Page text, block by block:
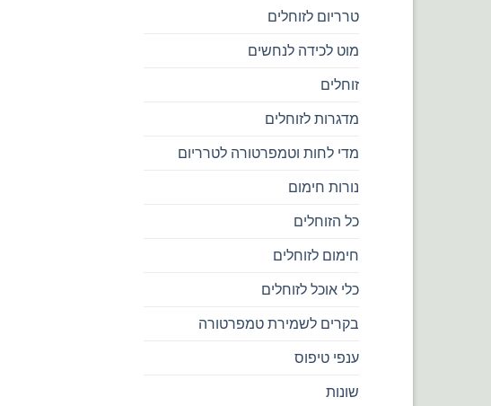
טרריום לזוחלים
מוט לכידה לנחשים
זוחלים
מדגרות לזוחלים
מדי לחות וטמפרטורה לטרריום
נורות חימום
כל הזוחלים
חימום לזוחלים
כלי אוכל לזוחלים
בקרים לשמירת טמפרטורה
ענפי טיפוס
שונות